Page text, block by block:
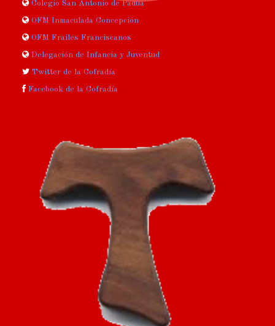
Colegio San Antonio de Padua
OFM Inmaculada Concepción
OFM Frailes Franciscanos
Delegación de Infancia y Juventud
Twitter de la Cofradía
Facebook de la Cofradía